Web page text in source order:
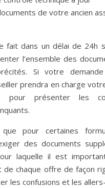
de votre ancien
fait dans un délai de 24h
l’ensemble des
Si votre
prendra en charge
pour présenter les
pour certaines
des documents
laquelle il est
de chaque offre de façon
les confusions et les